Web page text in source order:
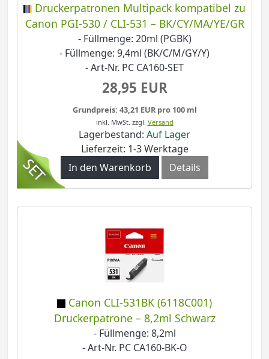
Druckerpatronen Multipack kompatibel zu
Canon PGI-530 / CLI-531 – BK/CY/MA/YE/GR
- Füllmenge: 20ml (PGBK)
- Füllmenge: 9,4ml (BK/C/M/GY/Y)
- Art-Nr. PC CA160-SET
28,95 EUR
Grundpreis: 43,21 EUR pro 100 ml
inkl. MwSt. zzgl. Versand
Lagerbestand: Auf Lager
Lieferzeit: 1-3 Werktage
In den Warenkorb
Details
Canon CLI-531BK (6118C001)
Druckerpatrone – 8,2ml Schwarz
- Füllmenge: 8,2ml
- Art-Nr. PC CA160-BK-O